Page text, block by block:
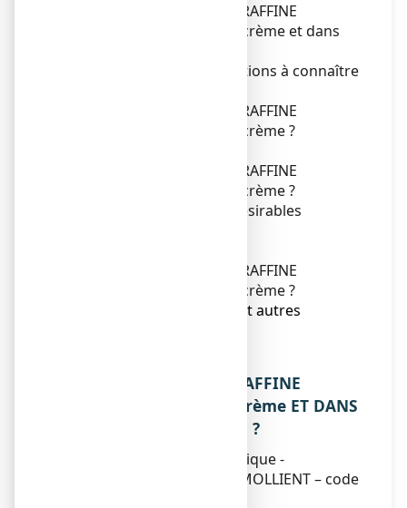
GLYCEROL/VASELINE/PARAFFINE
CRISTERS 15 %/8 %/2 %, crème et dans
2. Quelles sont les informations à connaître
GLYCEROL/VASELINE/PARAFFINE
CRISTERS 15 %/8 %/2 %, crème ?
GLYCEROL/VASELINE/PARAFFINE
CRISTERS 15 %/8 %/2 %, crème ?
4. Quels sont les effets indésirables
GLYCEROL/VASELINE/PARAFFINE
CRISTERS 15 %/8 %/2 %, crème ?
6. Contenu de l’emballage et autres
GLYCEROL/VASELINE/PARAFFINE
CRISTERS 15 %/8 %/2 %, crème ET DANS
QUELS CAS EST-IL UTILISE ?
Classe pharmacothérapeutique -
PROTECTEUR CUTANE et EMOLLIENT – code